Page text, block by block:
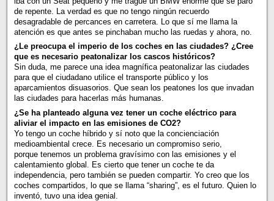
de repente. La verdad es que no tengo ningún recuerdo
desagradable de percances en carretera. Lo que sí me llama la
atención es que antes se pinchaban mucho las ruedas y ahora, no.
¿Le preocupa el imperio de los coches en las ciudades? ¿Cree
que es necesario peatonalizar los cascos históricos?
Sin duda, me parece una idea magnífica peatonalizar las ciudades
para que el ciudadano utilice el transporte público y los
aparcamientos disuasorios. Que sean los peatones los que invadan
las ciudades para hacerlas más humanas.
¿Se ha planteado alguna vez tener un coche eléctrico para
aliviar el impacto en las emisiones de CO2?
Yo tengo un coche híbrido y sí noto que la concienciación
medioambiental crece. Es necesario un compromiso serio,
porque tenemos un problema gravísimo con las emisiones y el
calentamiento global. Es cierto que tener un coche te da
independencia, pero también se pueden compartir. Yo creo que los
coches compartidos, lo que se llama “sharing”, es el futuro. Quien lo
inventó, tuvo una idea genial.